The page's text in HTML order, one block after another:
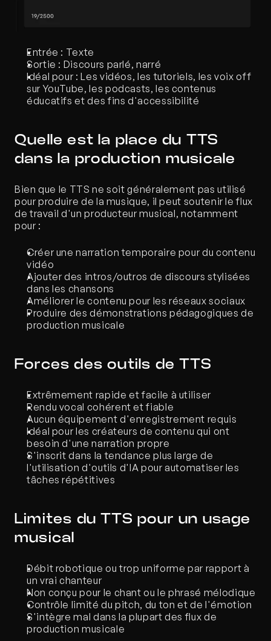
Entrée : Texte
Sortie : Discours parlé, narré
Idéal pour : Les vidéos, les tutoriels, les voix off
sur YouTube, les podcasts, les contenus
éducatifs et des fins d'accessibilité
Quelle est la place du TTS
dans la production musicale
Bien que le TTS ne soit généralement pas utilisé
pour produire de la musique, il peut soutenir le flux
de travail d'un producteur musical, notamment
pour :
Créer une narration temporaire pour du contenu
vidéo
Ajouter des intros/outros de discours stylisées
dans les chansons
Améliorer le contenu pour les réseaux sociaux
Produire des démonstrations pédagogiques de
production musicale
Forces des outils de TTS
Extrêmement rapide et facile à utiliser
Rendu vocal cohérent et fiable
Aucun équipement d'enregistrement requis
Idéal pour les créateurs de contenu qui ont
besoin d'une narration propre
S'inscrit dans la tendance plus large de
l'utilisation d'outils d'IA pour automatiser les
tâches répétitives
Limites du TTS pour un usage
musical
Débit robotique ou trop uniforme par rapport à
un vrai chanteur
Non conçu pour le chant ou le phrasé mélodique
Contrôle limité du pitch, du ton et de l'émotion
S'intègre mal dans la plupart des flux de
production musicale